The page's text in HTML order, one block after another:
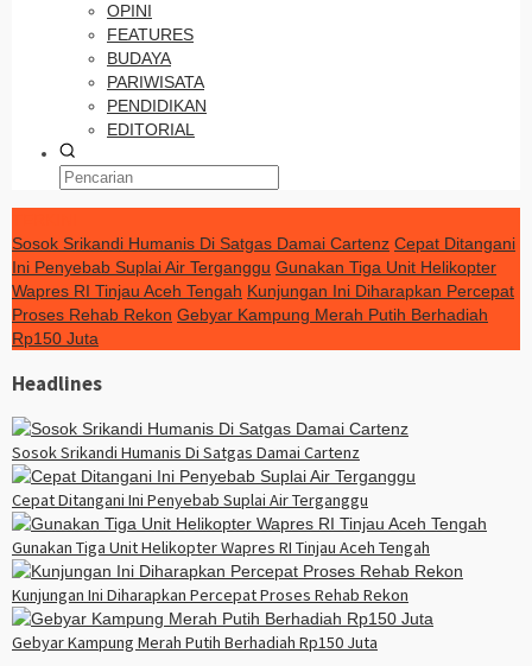
OPINI
FEATURES
BUDAYA
PARIWISATA
PENDIDIKAN
EDITORIAL
Sosok Srikandi Humanis Di Satgas Damai Cartenz Cepat Ditangani
Ini Penyebab Suplai Air Terganggu Gunakan Tiga Unit Helikopter
Wapres RI Tinjau Aceh Tengah Kunjungan Ini Diharapkan Percepat
Proses Rehab Rekon Gebyar Kampung Merah Putih Berhadiah
Rp150 Juta
Headlines
Sosok Srikandi Humanis Di Satgas Damai Cartenz
Cepat Ditangani Ini Penyebab Suplai Air Terganggu
Gunakan Tiga Unit Helikopter Wapres RI Tinjau Aceh Tengah
Kunjungan Ini Diharapkan Percepat Proses Rehab Rekon
Gebyar Kampung Merah Putih Berhadiah Rp150 Juta